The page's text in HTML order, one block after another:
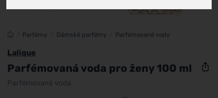
Parfémy Dámské parfémy Parfémované vody
Lalique
Parfémovaná voda pro ženy 100 ml
Parfémovaná voda